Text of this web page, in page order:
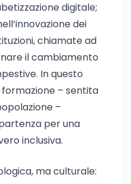
digitale;
dei
chiamate ad
il cambiamento
In questo
– sentita
–
per una
inclusiva.
ma culturale: